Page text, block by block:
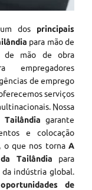
dos principais
para mão de
de mão de obra
empregadores
de emprego
serviços
Nossa
Tailândia garante
e colocação
o que nos torna A
Tailândia para
da indústria global.
de